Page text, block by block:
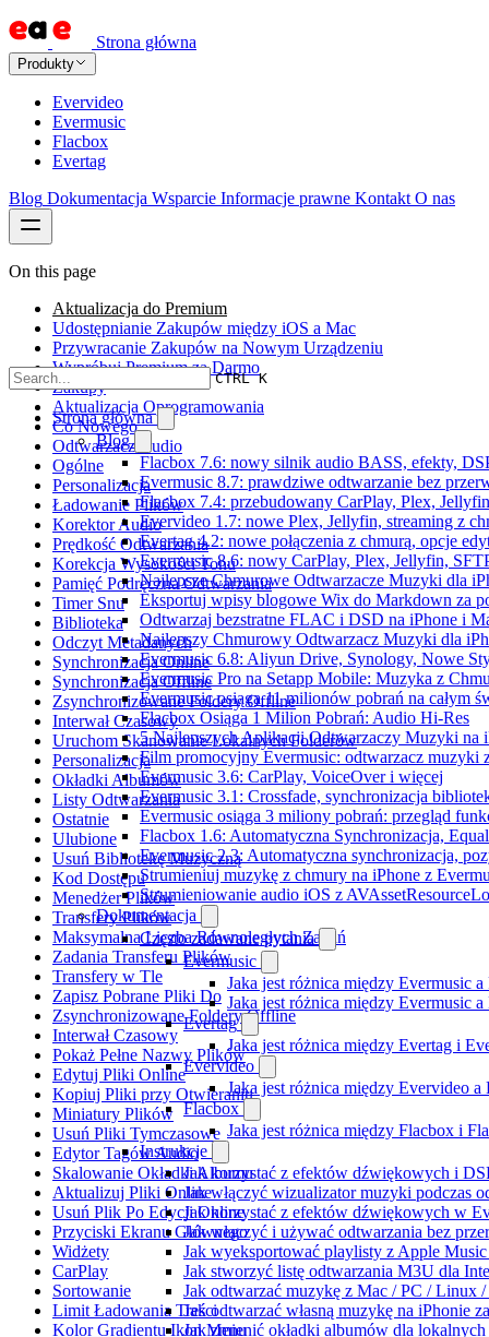
Strona główna
Produkty
Evervideo
Evermusic
Flacbox
Evertag
Blog Dokumentacja Wsparcie Informacje prawne Kontakt O nas
CTRL K
Strona główna
Blog
Flacbox 7.6: nowy silnik audio BASS, efekty,
Evermusic 8.7: prawdziwe odtwarzanie bez
Flacbox 7.4: przebudowany CarPlay, Plex,
Evervideo 1.7: nowe Plex, Jellyfin, streaming z
Evertag 4.2: nowe połączenia z chmurą, opcje
Evermusic 8.6: nowy CarPlay, Plex, Jellyfin,
Najlepsze Chmurowe Odtwarzacze Muzyki dla
Eksportuj wpisy blogowe Wix do Markdown za
Odtwarzaj bezstratne FLAC i DSD na iPhone i
Najlepszy Chmurowy Odtwarzacz Muzyki dla
Evermusic 6.8: Aliyun Drive, Synology, Nowe
Evermusic Pro na Setapp Mobile: Muzyka z
Evermusic osiąga 11 milionów pobrań na całym
Flacbox Osiąga 1 Milion Pobrań: Audio Hi-Res
5 Najlepszych Aplikacji Odtwarzaczy Muzyki na
Film promocyjny Evermusic: odtwarzacz muzyki
Evermusic 3.6: CarPlay, VoiceOver i więcej
Evermusic 3.1: Crossfade, synchronizacja
Evermusic osiąga 3 miliony pobrań: przegląd
Flacbox 1.6: Automatyczna Synchronizacja,
Evermusic 2.3: Automatyczna synchronizacja,
Strumieniuj muzykę z chmury na iPhone z
Strumieniowanie audio iOS z
Dokumentacja
Często zadawane pytania
Evermusic
Jaka jest różnica między Evermusic
Jaka jest różnica między Evermusic
Evertag
Jaka jest różnica między Evertag i
Evervideo
Jaka jest różnica między Evervideo a
Flacbox
Jaka jest różnica między Flacbox i
Instrukcje
Jak korzystać z efektów dźwiękowych i
Jak włączyć wizualizator muzyki podczas
Jak korzystać z efektów dźwiękowych w
Jak włączyć i używać odtwarzania bez
Jak wyeksportować playlisty z Apple
Jak stworzyć listę odtwarzania M3U dla
Jak odtwarzać muzykę z Mac / PC /
Jak odtwarzać własną muzykę na iPhonie
Jak zmienić okładki albumów dla
On this page
Aktualizacja do Premium
Udostępnianie Zakupów między iOS a Mac
Przywracanie Zakupów na Nowym Urządzeniu
Wypróbuj Premium za Darmo
Zakupy
Aktualizacja Oprogramowania
Co Nowego
Odtwarzacz Audio
Ogólne
Personalizacja
Ładowanie Plików
Korektor Audio
Prędkość Odtwarzania
Korekcja Wysokości Tonu
Pamięć Podręczna Odtwarzania
Timer Snu
Biblioteka
Odczyt Metadanych
Synchronizacja Online
Synchronizacja Offline
Zsynchronizowane Foldery Offline
Interwał Czasowy
Uruchom Skanowanie Lokalnych Folderów
Personalizacja
Okładki Albumów
Listy Odtwarzania
Ostatnie
Ulubione
Usuń Bibliotekę Muzyczną
Kod Dostępu
Menedżer Plików
Transfery Plików
Maksymalna Liczba Równoległych Zadań
Zadania Transferu Plików
Transfery w Tle
Zapisz Pobrane Pliki Do
Zsynchronizowane Foldery Offline
Interwał Czasowy
Pokaż Pełne Nazwy Plików
Edytuj Pliki Online
Kopiuj Pliki przy Otwieraniu
Miniatury Plików
Usuń Pliki Tymczasowe
Edytor Tagów Audio
Skalowanie Okładki Albumu
Aktualizuj Pliki Online
Usuń Plik Po Edycji Online
Przyciski Ekranu Głównego
Widżety
CarPlay
Sortowanie
Limit Ładowania Treści
Kolor Gradientu Ikon Menu